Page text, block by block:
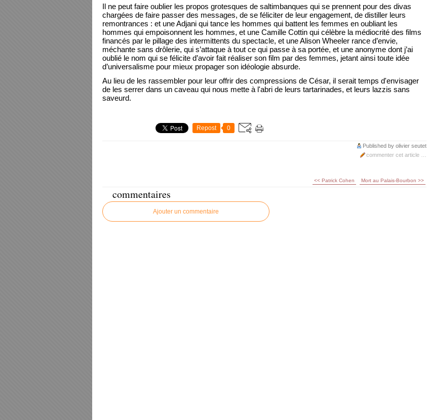
Il ne peut faire oublier les propos grotesques de saltimbanques qui se prennent pour des divas
chargées de faire passer des messages, de se féliciter de leur engagement, de distiller leurs
remontrances : et une Adjani qui tance les hommes qui battent les femmes en oubliant les
hommes qui empoisonnent les hommes, et une Camille Cottin qui célèbre la médiocrité des films
financés par le pillage des intermittents du spectacle, et une Alison Wheeler rance d’envie,
méchante sans drôlerie, qui s’attaque à tout ce qui passe à sa portée, et une anonyme dont j’ai
oublié le nom qui se félicite d’avoir fait réaliser son film par des femmes, jetant ainsi toute idée
d’universalisme pour mieux propager son idéologie absurde.
Au lieu de les rassembler pour leur offrir des compressions de César, il serait temps d'envisager
de les serrer dans un caveau qui nous mette à l'abri de leurs tartarinades, et leurs lazzis sans
saveurd.
Repost 0
Published by olivier seutet
commenter cet article
<< Patrick Cohen Mort au Palais-Bourbon >>
commentaires
Ajouter un commentaire